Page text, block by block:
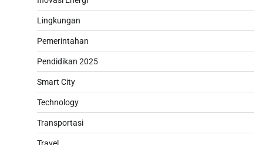
Lingkungan
Pemerintahan
Pendidikan 2025
Smart City
Technology
Transportasi
Travel